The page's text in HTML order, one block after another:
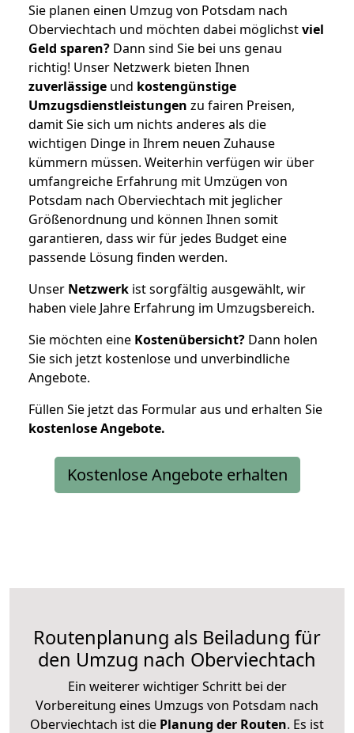
Sie planen einen Umzug von Potsdam nach
Oberviechtach und möchten dabei möglichstviel
Geld sparen? Dann sind Sie bei uns genau
richtig! Unser Netzwerk bieten Ihnen
zuverlässige und kostengünstige
Umzugsdienstleistungen zu fairen Preisen,
damit Sie sich um nichts anderes als die
wichtigen Dinge in Ihrem neuen Zuhause
kümmern müssen. Weiterhin verfügen wir über
umfangreiche Erfahrung mit Umzügen von
Potsdam nach Oberviechtach mit jeglicher
Größenordnung und können Ihnen somit
garantieren, dass wir für jedes Budget eine
passende Lösung finden werden.
Unser Netzwerk ist sorgfältig ausgewählt, wir
haben viele Jahre Erfahrung im Umzugsbereich.
Sie möchten eine Kostenübersicht? Dann holen
Sie sich jetzt kostenlose und unverbindliche
Angebote.
Füllen Sie jetzt das Formular aus und erhalten Sie
kostenloseAngebote.
Kostenlose Angebote erhalten
Routenplanung als Beiladung für
den Umzug nach Oberviechtach
Ein weiterer wichtiger Schritt bei der
Vorbereitung eines Umzugs von Potsdam nach
Oberviechtach ist die Planung der Routen. Es ist